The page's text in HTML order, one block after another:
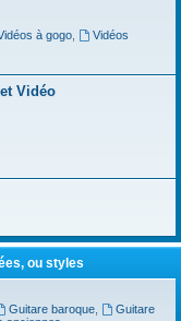
à gogo,
Vidéos
Vidéo
ou styles
Guitare baroque,
Guitare